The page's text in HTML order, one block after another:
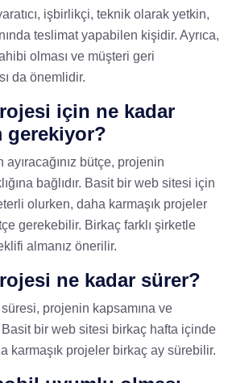
işbirlikçi, teknik olarak yetkin,
teslimat yapabilen kişidir. Ayrıca,
olması ve müşteri geri
da önemlidir.
için ne kadar
gerekiyor?
bütçe, projenin
bağlıdır. Basit bir web sitesi için
olurken, daha karmaşık projeler
gerekebilir. Birkaç farklı şirketle
almanız önerilir.
ne kadar sürer?
projenin kapsamına ve
Basit bir web sitesi birkaç hafta içinde
karmaşık projeler birkaç ay sürebilir.